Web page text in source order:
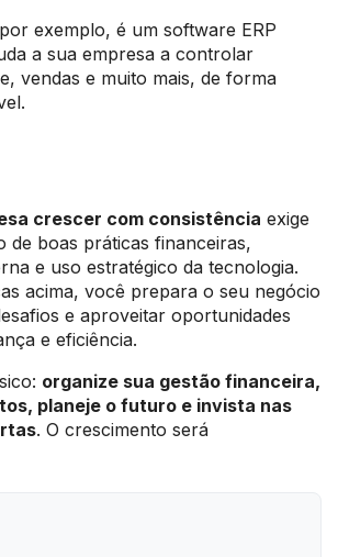
exemplo, é um software ERP
a sua empresa a controlar
vendas e muito mais, de forma
crescer com consistência exige
de boas práticas financeiras,
e uso estratégico da tecnologia.
acima, você prepara o seu negócio
e aproveitar oportunidades
e eficiência.
organize sua gestão financeira,
planeje o futuro e invista nas
. O crescimento será